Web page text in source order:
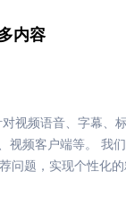
内容
视频语音、字幕、
视频客户端等。 我们
问题，实现个性化的